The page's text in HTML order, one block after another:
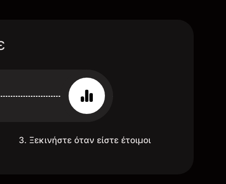
3. Ξεκινήστε όταν είστε έτοιμοι